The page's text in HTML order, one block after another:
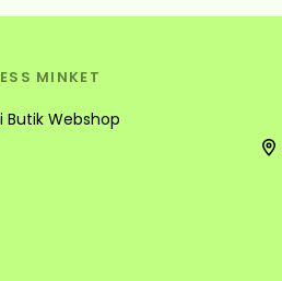
MINKET
Butik Webshop